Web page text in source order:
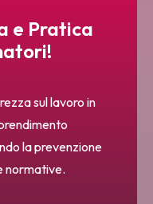
e Pratica
sul lavoro in
la prevenzione
normative.